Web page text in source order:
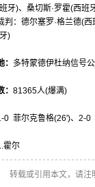
牙)、桑切斯·罗霍(西班
判：德尔塞罗·格兰德(
)
多特蒙德伊杜纳信号
81365人(爆满)
0 菲尔克鲁格(26')、2-0
霍尔
转载或引用本文，请注